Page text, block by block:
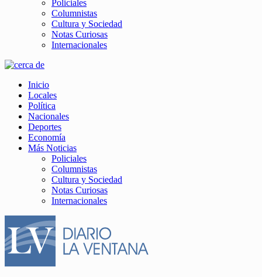
Policiales
Columnistas
Cultura y Sociedad
Notas Curiosas
Internacionales
Inicio
Locales
Política
Nacionales
Deportes
Economía
Más Noticias
Policiales
Columnistas
Cultura y Sociedad
Notas Curiosas
Internacionales